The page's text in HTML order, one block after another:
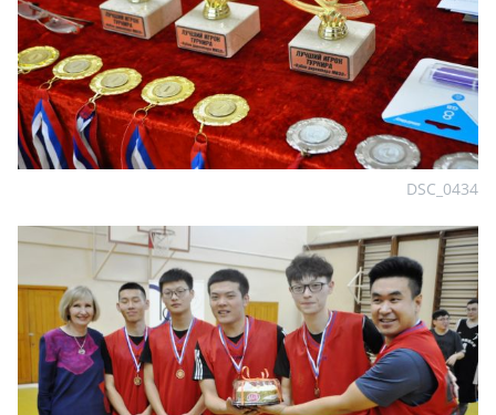
DSC_0434